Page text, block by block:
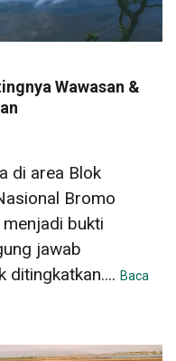
Wawasan &
di area Blok
Bromo
bukti
jawab
ditingkatkan.... Baca